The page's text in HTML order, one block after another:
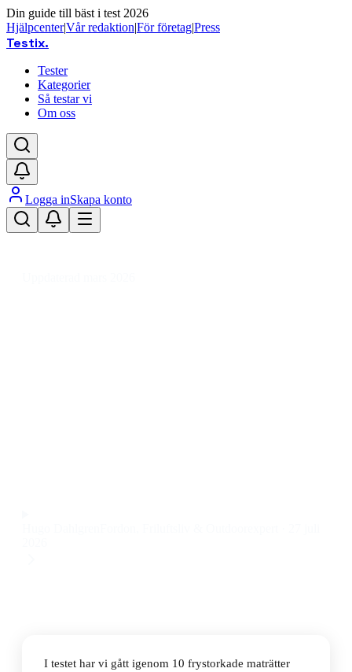
Din guide till bäst i test 2026
Hjälpcenter|Vår redaktion|För företag|Press
Testix.
Tester
Kategorier
Så testar vi
Om oss
Logga inSkapa konto
I testet har vi gått igenom 10 frystorkade maträtter